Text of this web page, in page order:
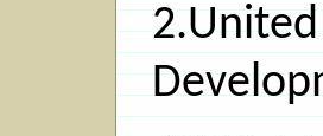
2.